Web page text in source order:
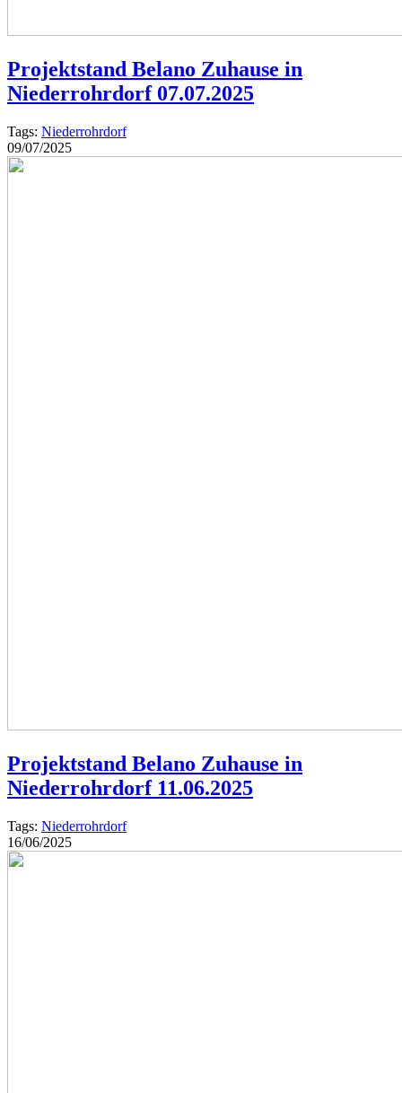
Projektstand Belano Zuhause in
Niederrohrdorf 07.07.2025
Tags: Niederrohrdorf
09/07/2025
Projektstand Belano Zuhause in
Niederrohrdorf 11.06.2025
Tags: Niederrohrdorf
16/06/2025